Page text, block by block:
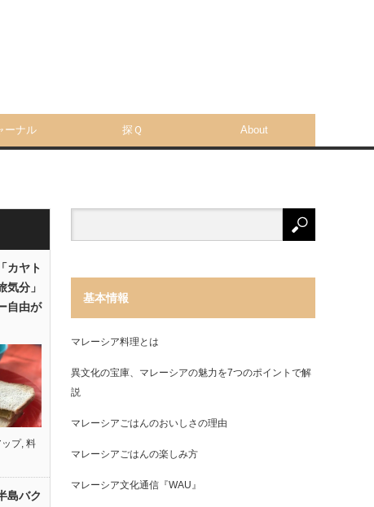
ーナル 探Ｑ About
カヤト
気分」
自由が
ップ, 料
島バク
基本情報
マレーシア料理とは
異文化の宝庫、マレーシアの魅力を7つのポイントで解
説
マレーシアごはんのおいしさの理由
マレーシアごはんの楽しみ方
マレーシア文化通信『WAU』